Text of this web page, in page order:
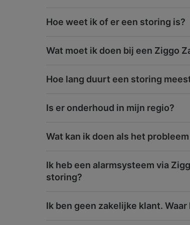
Hoe weet ik of er een storing is?
Wat moet ik doen bij een Ziggo
Hoe lang duurt een storing
Is er onderhoud in mijn regio?
Wat kan ik doen als het
Ik heb een alarmsysteem via
storing?
Ik ben geen zakelijke klant.